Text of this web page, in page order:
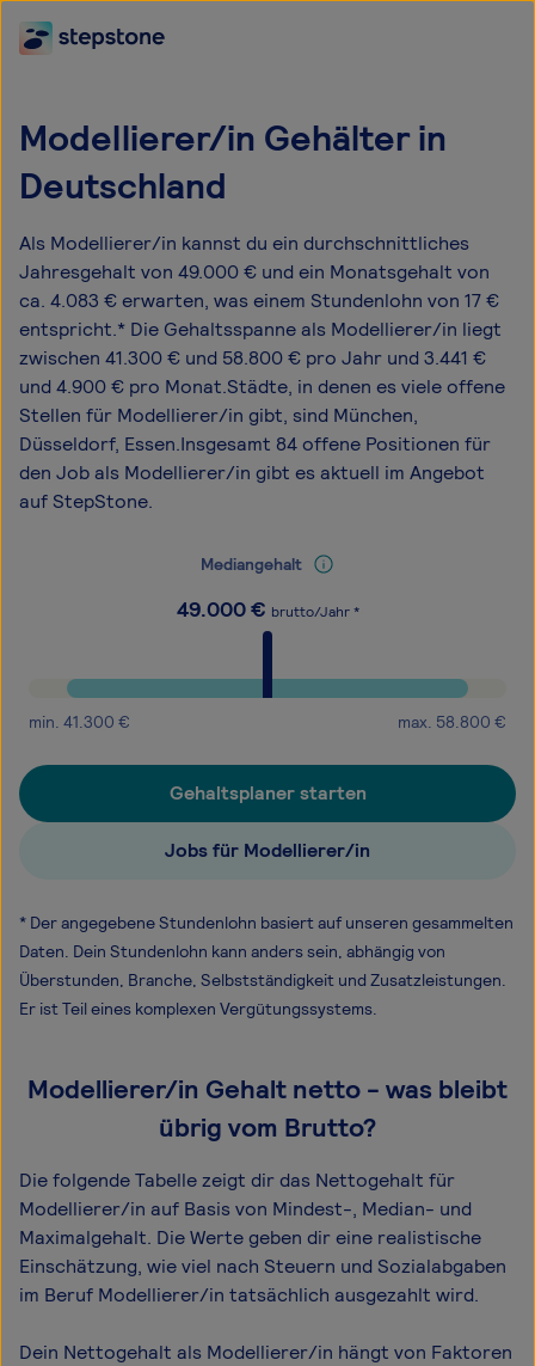
Modellierer/in Gehälter in
Deutschland
Als Modellierer/in kannst du ein durchschnittliches
Jahresgehalt von 49.000 € und ein Monatsgehalt von
ca. 4.083 € erwarten, was einem Stundenlohn von 17 €
entspricht.* Die Gehaltsspanne als Modellierer/in liegt
zwischen 41.300 € und 58.800 € pro Jahr und 3.441 €
und 4.900 € pro Monat.Städte, in denen es viele offene
Stellen für Modellierer/in gibt, sind München,
Düsseldorf, Essen.Insgesamt 84 offene Positionen für
den Job als Modellierer/in gibt es aktuell im Angebot
auf StepStone.
Mediangehalt
49.000€ brutto/Jahr *
min. 41.300 € max. 58.800 €
Gehaltsplaner starten
Jobs für Modellierer/in
* Der angegebene Stundenlohn basiert auf unseren gesammelten
Daten. Dein Stundenlohn kann anders sein, abhängig von
Überstunden, Branche, Selbstständigkeit und Zusatzleistungen.
Er ist Teil eines komplexen Vergütungssystems.
Modellierer/in Gehalt netto - was bleibt
übrig vom Brutto?
Die folgende Tabelle zeigt dir das Netto­gehalt für
Modellierer/in auf Basis von Mindest-, Median- und
Maximal­gehalt. Die Werte geben dir eine realistische
Einschätzung, wie viel nach Steuern und Sozialabgaben
im Beruf Modellierer/in tatsächlich ausgezahlt wird.
Dein Nettogehalt als Modellierer/in hängt von Faktoren